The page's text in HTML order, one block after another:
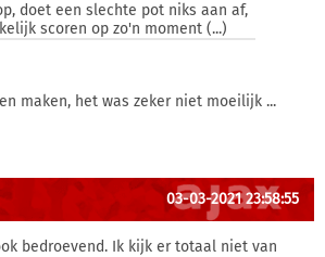
doet een slechte pot niks aan af,
scoren op zo'n moment (...)
maken, het was zeker niet moeilijk ...
03-03-2021 23:58:55
bedroevend. Ik kijk er totaal niet van